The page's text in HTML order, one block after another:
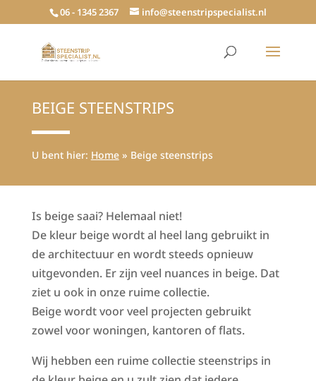
06 - 1345 2367 info@steenstripspecialist.nl
BEIGE STEENSTRIPS
U bent hier: Home» Beige steenstrips
Is beige saai? Helemaal niet!
De kleur beige wordt al heel lang gebruikt in
de architectuur en wordt steeds opnieuw
uitgevonden. Er zijn veel nuances in beige. Dat
ziet u ook in onze ruime collectie.
Beige wordt voor veel projecten gebruikt
zowel voor woningen, kantoren of flats.
Wij hebben een ruime collectie steenstrips in